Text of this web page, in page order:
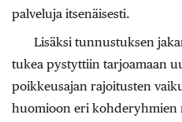
palveluja itsenäisesti.
Lisäksi tunnustuksen
tukea pystyttiin tarjoamaan
poikkeusajan rajoitusten
huomioon eri kohderyhmien